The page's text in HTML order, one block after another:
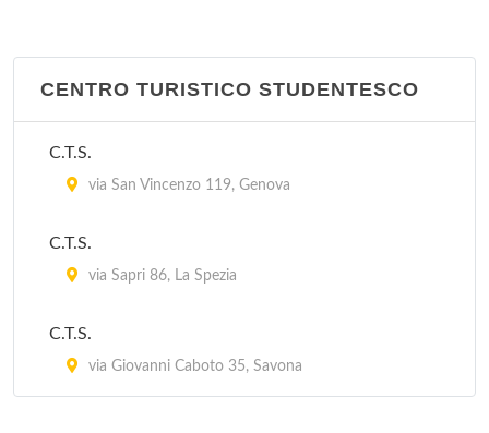
IAT
IAT
CENTRO TURISTICO STUDENTESCO
C.T.S.
via San Vincenzo 119, Genova
C.T.S.
via Sapri 86, La Spezia
C.T.S.
via Giovanni Caboto 35, Savona